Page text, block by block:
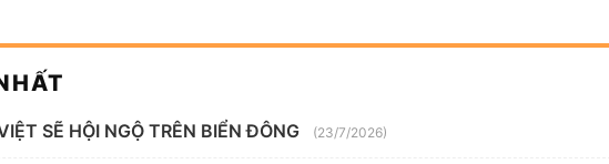
SẼ HỘI NGỘ TRÊN BIỂN ĐÔNG (23/7/2026)